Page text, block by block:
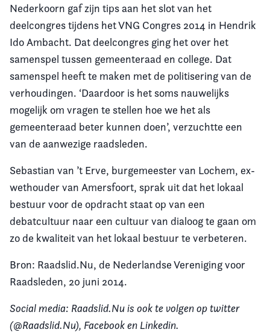
Nederkoorn gaf zijn tips aan het slot van het
deelcongres tijdens het VNG Congres 2014 in Hendrik
Ido Ambacht. Dat deelcongres ging het over het
samenspel tussen gemeenteraad en college. Dat
samenspel heeft te maken met de politisering van de
verhoudingen. ‘Daardoor is het soms nauwelijks
mogelijk om vragen te stellen hoe we het als
gemeenteraad beter kunnen doen’, verzuchtte een
van de aanwezige raadsleden.
Sebastian van ’t Erve, burgemeester van Lochem, ex-
wethouder van Amersfoort, sprak uit dat het lokaal
bestuur voor de opdracht staat op van een
debatcultuur naar een cultuur van dialoog te gaan om
zo de kwaliteit van het lokaal bestuur te verbeteren.
Bron: Raadslid.Nu, de Nederlandse Vereniging voor
Raadsleden, 20 juni 2014.
Social media: Raadslid.Nu is ook te volgen op twitter
(@Raadslid.Nu), Facebook en Linkedin.